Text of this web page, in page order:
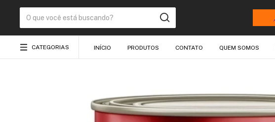
CATEGORIAS INÍCIO PRODUTOS CONTATO QUEM SOMOS